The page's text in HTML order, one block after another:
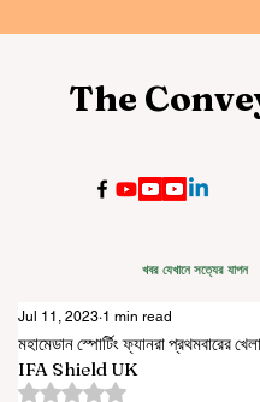
The
খবর যেখানে সত্যের যাপন
মহামেডান স্পোর্টিং ফ্যানরা প্রথমবারের
IFA Shield UK
Jul 11, 2023 1 min read
Rated NaN out of 5 stars.